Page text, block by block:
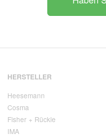
HERSTELLER
Heesemann
Cosma
Fisher + Rückle
IMA